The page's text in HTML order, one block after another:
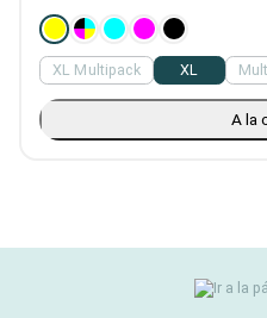
XL
XL Multipack
A la